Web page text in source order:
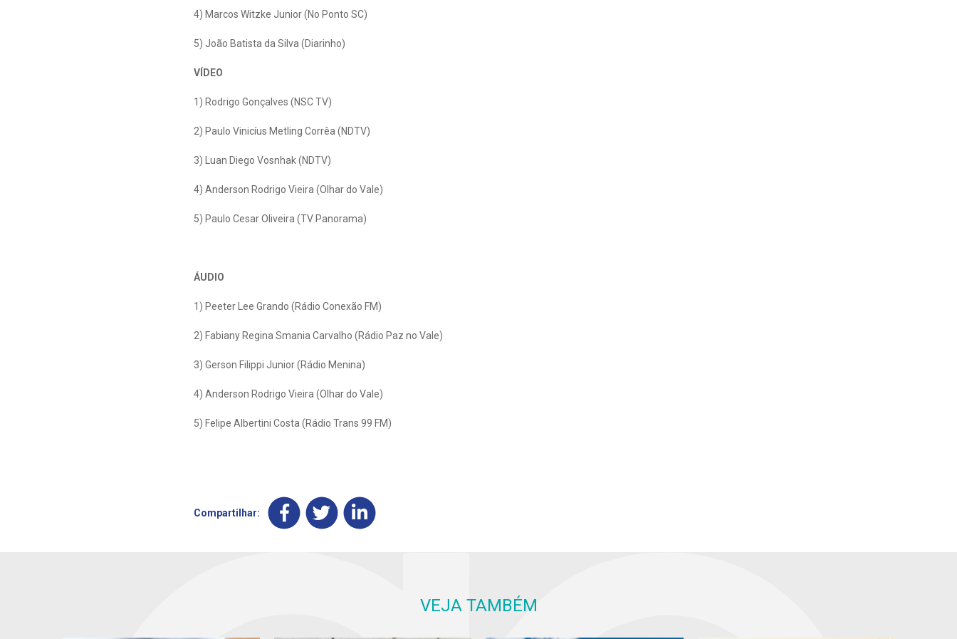
4) Marcos Witzke Junior (No Ponto SC)
5) João Batista da Silva (Diarinho)
VÍDEO
1) Rodrigo Gonçalves (NSC TV)
2) Paulo Vinicíus Metling Corrêa (NDTV)
3) Luan Diego Vosnhak (NDTV)
4) Anderson Rodrigo Vieira (Olhar do Vale)
5) Paulo Cesar Oliveira (TV Panorama)
ÁUDIO
1) Peeter Lee Grando (Rádio Conexão FM)
2) Fabiany Regina Smania Carvalho (Rádio Paz no Vale)
3) Gerson Filippi Junior (Rádio Menina)
4) Anderson Rodrigo Vieira (Olhar do Vale)
5) Felipe Albertini Costa (Rádio Trans 99 FM)
Compartilhar:
VEJA TAMBÉM